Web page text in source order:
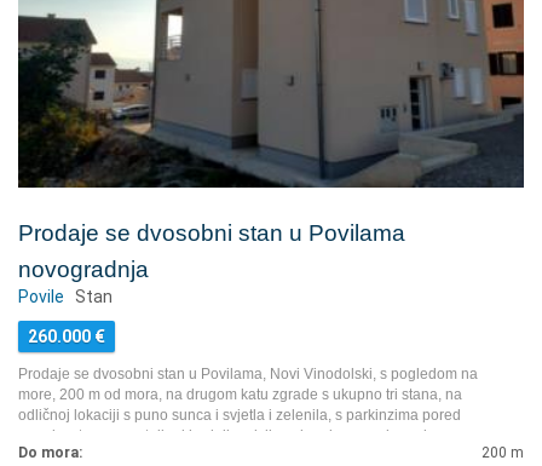
Prodaje se dvosobni stan u Povilama
novogradnja
Povile Stan
260.000 €
Prodaje se dvosobni stan u Povilama, Novi Vinodolski, s pogledom na
more, 200 m od mora, na drugom katu zgrade s ukupno tri stana, na
odličnoj lokaciji s puno sunca i svjetla i zelenila, s parkinzima pored
zgrade, stan se sastoji od hodnika, dvije sobe, dnevnog boravka s
kuhinjom i blagovaonicom, kupaonice s wc i dodatnim wc te dodatnim
Do mora:
200 m